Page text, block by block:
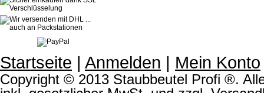
Startseite | Anmelden | Mein Konto
Copyright © 2013 Staubbeutel Profi ®.